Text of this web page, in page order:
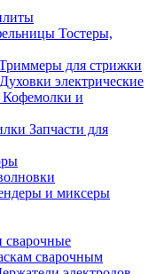
Тостеры,
для стрижки
Духовки электрические
Кофемолки и
Запчасти для
и миксеры
сварочные
сварочным